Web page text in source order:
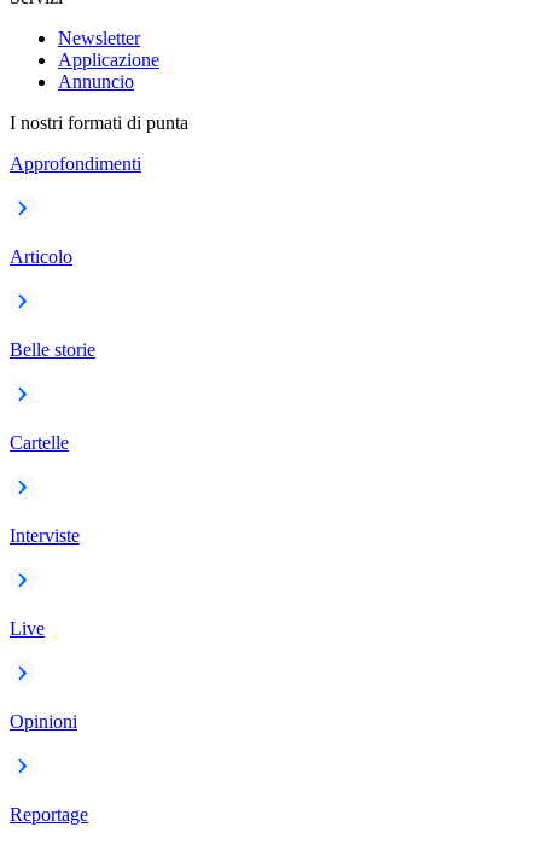
Newsletter
Applicazione
Annuncio
I nostri formati di punta
Approfondimenti
Articolo
Belle storie
Cartelle
Interviste
Live
Opinioni
Reportage